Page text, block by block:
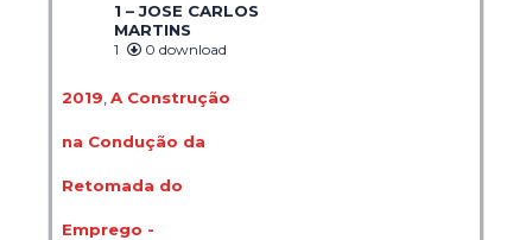
1 – JOSE CARLOS
MARTINS
1 0 download
2019 A Construção
na Condução da
Retomada do
Emprego -